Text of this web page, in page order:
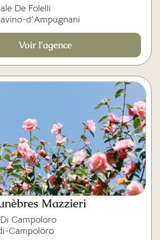
De Folelli
d'Ampugnani
Voir l'agence
Mazzieri
Campoloro
Campoloro